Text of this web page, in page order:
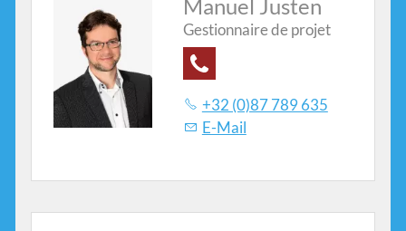
Contact
Manuel Justen
Gestionnaire de projet
+32 (0)87 789 635
E-Mail